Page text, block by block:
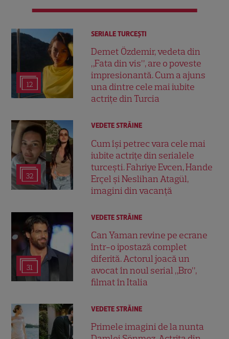
12
SERIALE TURCEŞTI
Demet Özdemir, vedeta din
„Fata din vis”, are o poveste
impresionantă. Cum a ajuns
una dintre cele mai iubite
actrițe din Turcia
32
VEDETE STRĂINE
Cum își petrec vara cele mai
iubite actrițe din serialele
turcești. Fahriye Evcen, Hande
Erçel și Neslihan Atagül,
imagini din vacanță
31
VEDETE STRĂINE
Can Yaman revine pe ecrane
într-o ipostază complet
diferită. Actorul joacă un
avocat în noul serial „Bro”,
filmat în Italia
VEDETE STRĂINE
Primele imagini de la nunta